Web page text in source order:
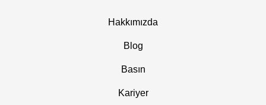
Hakkımızda
Blog
Basın
Kariyer